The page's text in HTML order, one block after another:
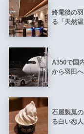
終電後の
る「天然
A350で国
から羽田へ
石屋製菓
る白い恋